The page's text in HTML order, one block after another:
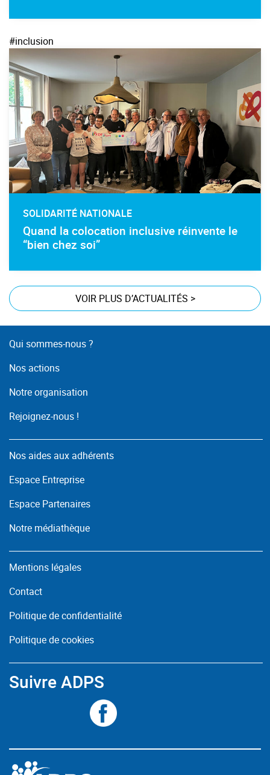
#inclusion
SOLIDARITÉ NATIONALE
Quand la colocation inclusive réinvente le
“bien chez soi”
VOIR PLUS D’ACTUALITÉS >
Qui sommes-nous ?
Nos actions
Notre organisation
Rejoignez-nous !
Nos aides aux adhérents
Espace Entreprise
Espace Partenaires
Notre médiathèque
Mentions légales
Contact
Politique de confidentialité
Politique de cookies
Suivre ADPS